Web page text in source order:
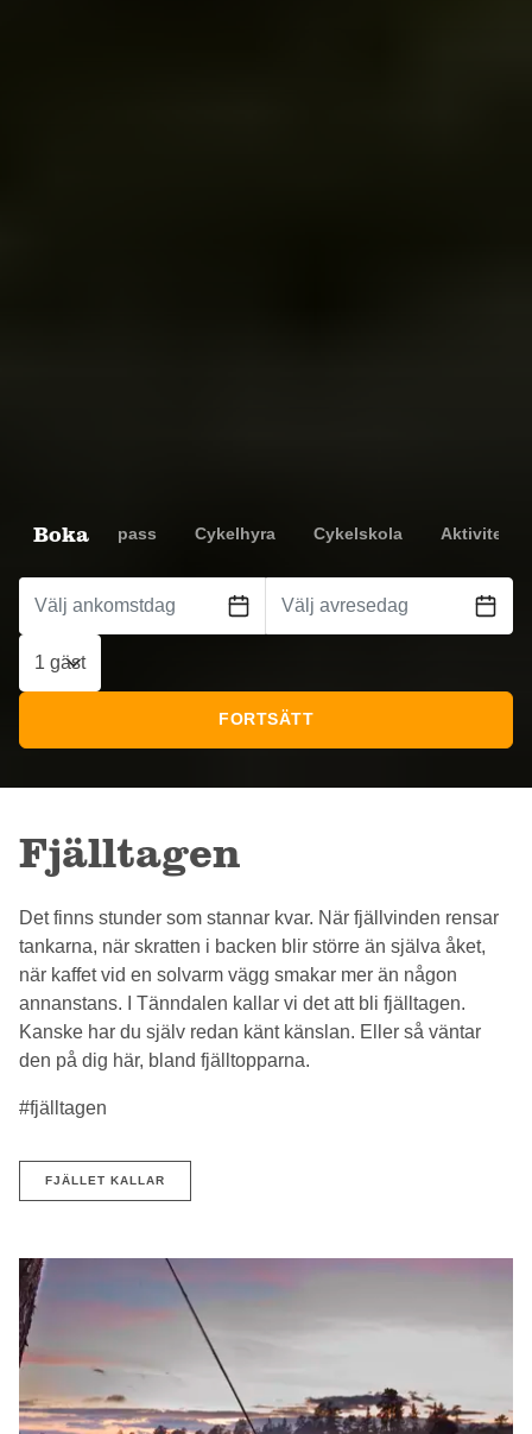
Boka Liftpass Cykelhyra Cykelskola Aktiviteter
1 gäst
FORTSÄTT
Fjälltagen
Det finns stunder som stannar kvar. När fjällvinden rensar
tankarna, när skratten i backen blir större än själva åket,
när kaffet vid en solvarm vägg smakar mer än någon
annanstans. I Tänndalen kallar vi det att bli fjälltagen.
Kanske har du själv redan känt känslan. Eller så väntar
den på dig här, bland fjälltopparna.
#fjälltagen
FJÄLLET KALLAR